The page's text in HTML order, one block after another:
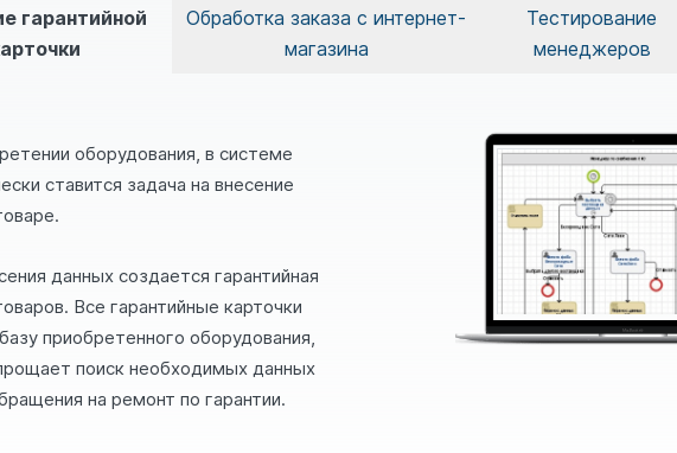
гарантийной
Обработка заказа с интернет-
магазина
Тестирование
менеджеров
оборудования, в системе
ставится задача на внесение
данных создается гарантийная
Все гарантийные карточки
приобретенного оборудования,
поиск необходимых данных
на ремонт по гарантии.